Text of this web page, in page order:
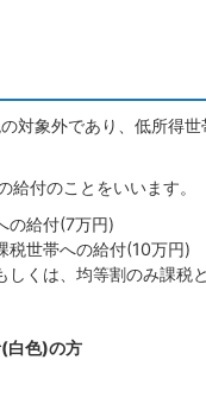
対象外であり、低所得
付のことをいいます。
の給付(7万円)
税世帯への給付(10万円)
しくは、均等割のみ課税
白色)の方